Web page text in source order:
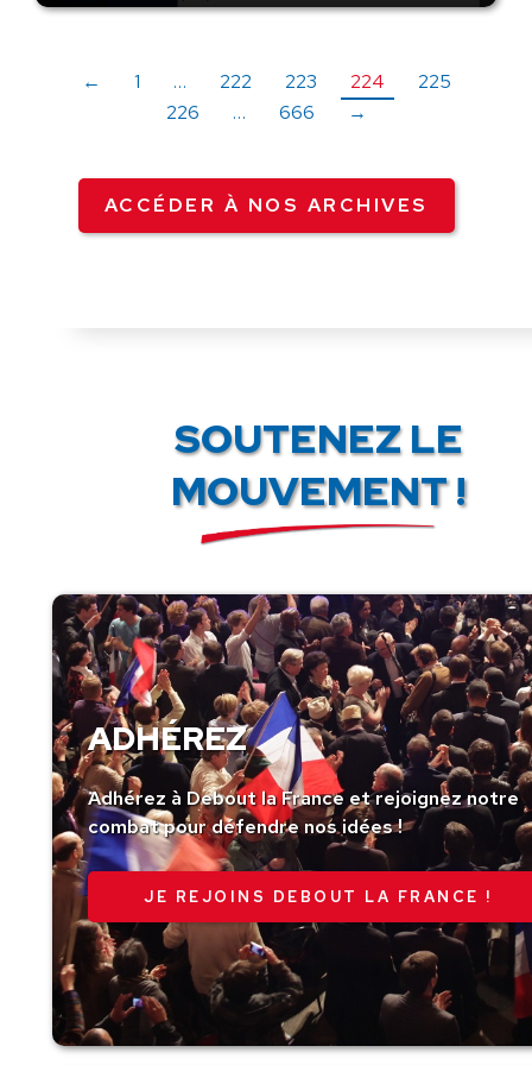
← 1 … 222 223 224
225
226
… 666 →
ACCÉDER À NOS ARCHIVES
SOUTENEZ LE
MOUVEMENT !
ADHÉREZ
Adhérez à Debout la France et rejoignez notre
combat pour défendre nos idées !
JE REJOINS DEBOUT LA FRANCE !